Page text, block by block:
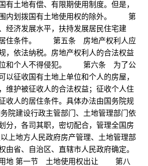
土地有偿、有限期使用制度。但是，
围内划拨国有土地使用权的除外。 第
济发展水平，扶持发展居民住宅建
居住条件。 第五条 房地产权利人应
，依法纳税。房地产权利人的合法权益
位和个人不得侵犯。 第六条 为了公
以征收国有土地上单位和个人的房屋，
维护被征收人的合法权益；征收个人住
收人的居住条件。具体办法由国务院规
设行政主管部门、土地管理部门依
分，各司其职，密切配合，管理全国房
地方人民政府房产管理、土地管理部
由省、自治区、直辖市人民政府确定。
地 第一节 土地使用权出让 第八